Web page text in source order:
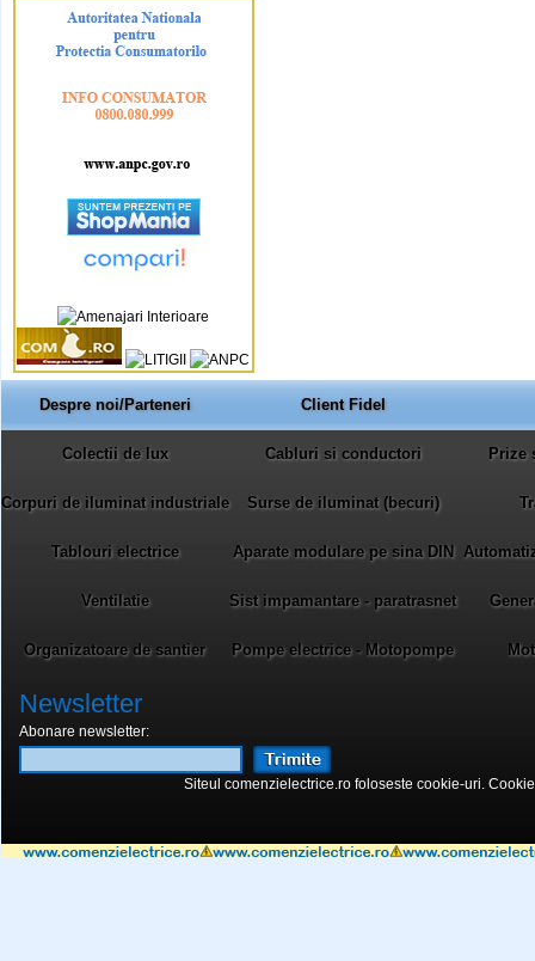
Despre noi/Parteneri Client Fidel
Colectii de lux Cabluri si conductori Prize
Corpuri de iluminat industriale Surse de iluminat (becuri)
Tablouri electrice Aparate modulare pe sina DIN
Ventilatie Sist impamantare - paratrasnet
Organizatoare de santier Pompe electrice - Motopompe
Newsletter
Abonare newsletter:
Siteul comenzielectrice.ro foloseste cookie-uri.